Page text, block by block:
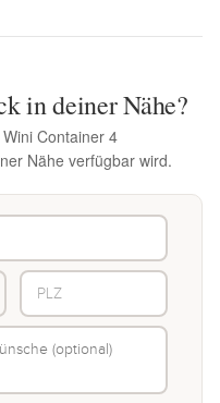
in deiner Nähe?
Container 4
Nähe verfügbar wird.